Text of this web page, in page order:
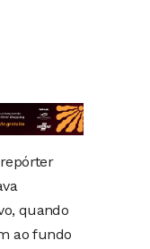
quando
ao fundo